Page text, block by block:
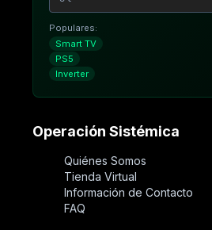
Populares:
Smart TV
PS5
Inverter
Operación Sistémica
Quiénes Somos
Tienda Virtual
Información de Contacto
FAQ